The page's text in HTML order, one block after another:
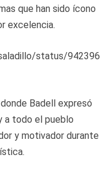
que han sido ícono
excelencia.
status/942396
Badell expresó
a todo el pueblo
y motivador durante